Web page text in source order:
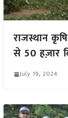
राजस्थान
से 50 हज़ार
July 19, 2024